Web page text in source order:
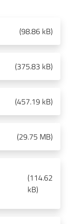
(98.86 kB)
(375.83 kB)
(457.19 kB)
(29.75 MB)
(114.62
kB)